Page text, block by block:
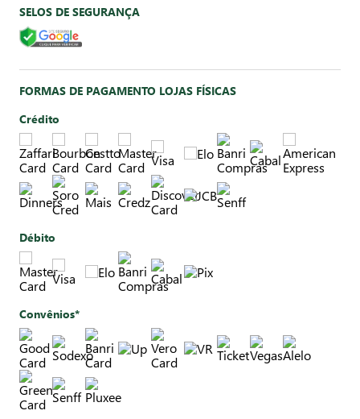
SELOS DE SEGURANÇA
FORMAS DE PAGAMENTO LOJAS FÍSICAS
Crédito
Débito
Convênios*